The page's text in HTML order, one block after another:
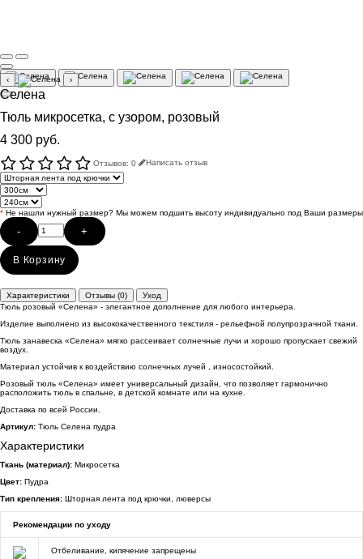
‹ ›
Селена
Тюль микросетка, с узором, розовый
4 300 руб.
Отзывов: 0 Написать отзыв
* Не нашли нужный размер? Мы можем подшить высоту индивидуально под Ваши размеры
- +
В Корзину
Характеристики Отзывы (0)
Уход
Тюль розовый «Селена» - элегантное дополнение для любого интерьера.
Изделие выполнено из высококачественного текстиля - рельефной полупрозрачной ткани.
Тюль занавеска «Селена» мягко рассеивает солнечные лучи и хорошо пропускает свежий
воздух.
Материал устойчив к воздействию солнечных лучей , износостойкий.
Розовый тюль «Селена» имеет универсальный дизайн, что позволяет гармонично
расположить тюль в спальне, в детской комнате или на кухне.
Доставка по всей России.
Артикул: Тюль Селена пудра
Характеристики
Ткань (материал): Микросетка
Цвет: Пудра
Тип крепления: Шторная лента под крючки, люверсы
Рекомендации по уходу
Отбеливание, кипячение запрещены